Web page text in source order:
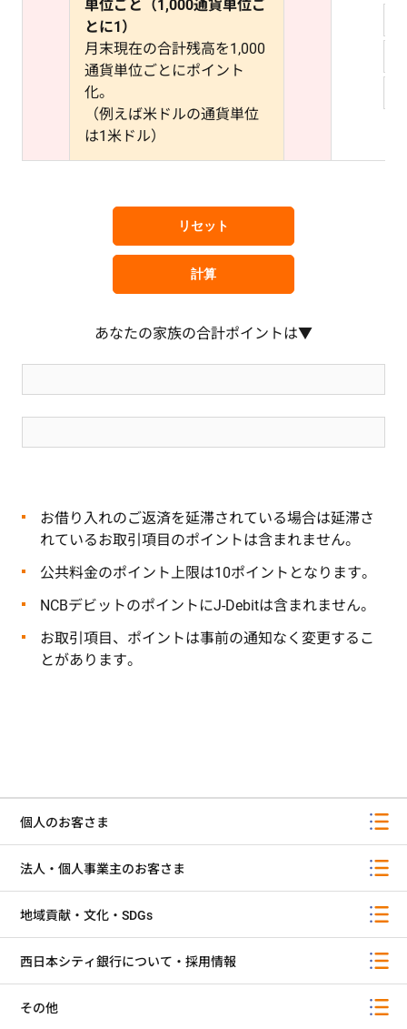
単位ごと（1,000通貨単位ご
とに1）
月末現在の合計残高を1,000
通貨単位ごとにポイント
化。
（例えば米ドルの通貨単位
は1米ドル）
あなたの家族の合計ポイントは▼
お借り入れのご返済を延滞されている場合は延滞さ
れているお取引項目のポイントは含まれません。
公共料金のポイント上限は10ポイントとなります。
NCBデビットのポイントにJ-Debitは含まれません。
お取引項目、ポイントは事前の通知なく変更するこ
とがあります。
個人のお客さま
法人・個人事業主のお客さま
地域貢献・文化・SDGs
西日本シティ銀行について・採用情報
その他